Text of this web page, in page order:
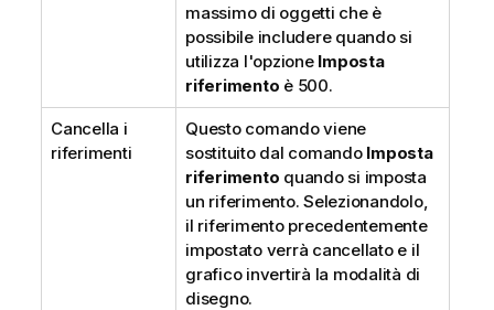
massimo di oggetti che è
possibile includere quando si
utilizza l'opzione Imposta
riferimento è 500.
Cancella i
riferimenti
Questo comando viene
sostituito dal comando Imposta
riferimento quando si imposta
un riferimento. Selezionandolo,
il riferimento precedentemente
impostato verrà cancellato e il
grafico invertirà la modalità di
disegno.